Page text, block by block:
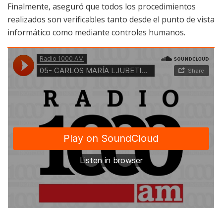
Finalmente, aseguró que todos los procedimientos
realizados son verificables tanto desde el punto de vista
informático como mediante controles humanos.